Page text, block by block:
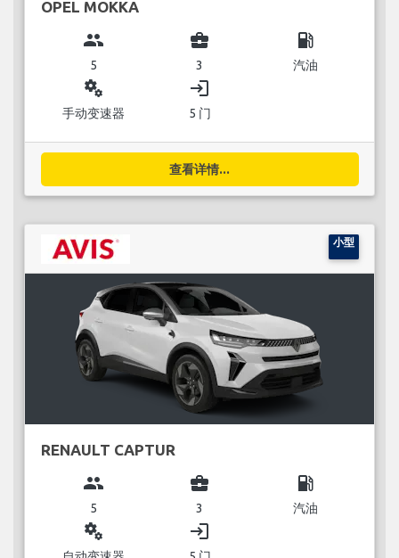
OPEL MOKKA
group
5
business_center
3
local_gas_station
汽油
miscellaneous_services
手动变速器
login
5 门
查看详情...
小型
RENAULT CAPTUR
group
5
business_center
3
local_gas_station
汽油
miscellaneous_services login